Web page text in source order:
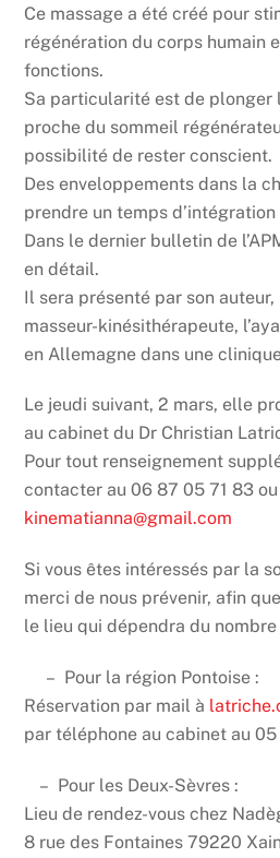
Ce massage a été créé pour
régénération du corps humain
fonctions.
Sa particularité est de plonger
proche du sommeil
possibilité de rester conscient.
Des enveloppements dans la
prendre un temps
Dans le dernier bulletin de
en détail.
Il sera présenté par son auteur,
masseur-kinésithérapeute,
en Allemagne dans une
Le jeudi suivant, 2 mars, elle
au cabinet du Dr Christian
Pour tout renseignement
contacter au 06 87 05 71 83 ou
kinematianna@gmail.com
Si vous êtes intéressés par la
merci de nous prévenir, afin
le lieu qui dépendra du nombre
– Pour la région Pontoise :
Réservation par mail à
par téléphone au cabinet au
– Pour les Deux-Sèvres :
Lieu de rendez-vous chez
8 rue des Fontaines 79220